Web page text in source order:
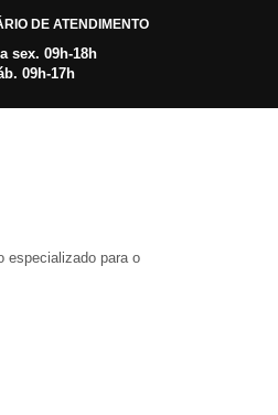
DE ATENDIMENTO
sex. 09h-18h
09h-17h
especializado para o